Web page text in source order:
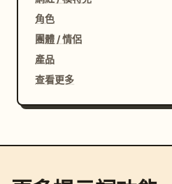
角色
團體 / 情侶
產品
查看更多